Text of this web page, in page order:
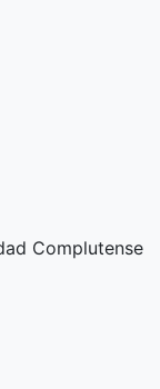
Complutense